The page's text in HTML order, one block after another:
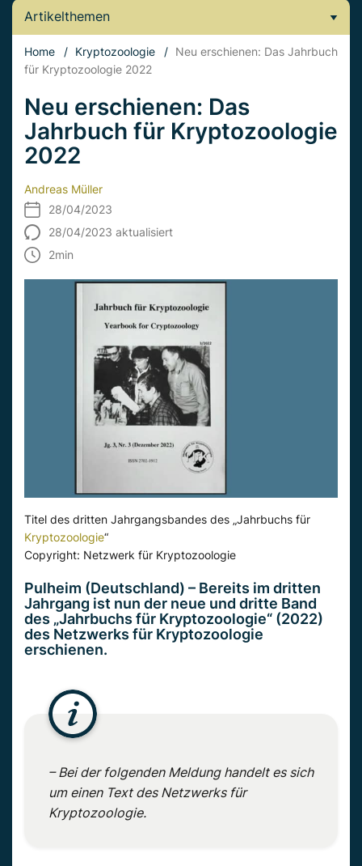
Artikelthemen
Home / Kryptozoologie / Neu erschienen: Das Jahrbuch
für Kryptozoologie 2022
Neu erschienen: Das
Jahrbuch für Kryptozoologie
2022
Andreas Müller
28/04/2023
28/04/2023 aktualisiert
2min
Titel des dritten Jahrgangsbandes des „Jahrbuchs für
Kryptozoologie“
Copyright: Netzwerk für Kryptozoologie
Pulheim (Deutschland) – Bereits im dritten
Jahrgang ist nun der neue und dritte Band
des „Jahrbuchs für Kryptozoologie“ (2022)
des Netzwerks für Kryptozoologie
erschienen.
– Bei der folgenden Meldung handelt es sich
um einen Text des Netzwerks für
Kryptozoologie.